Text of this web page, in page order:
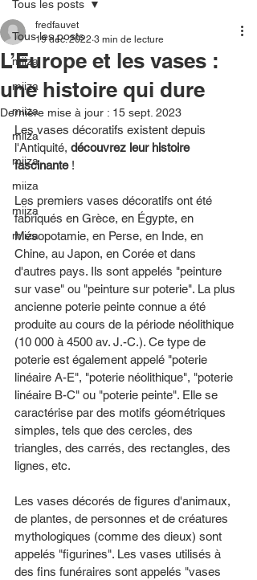
Tous les posts
miiza
miiza
miiza
miiza
miiza
miiza
miiza
miiza
Tous les posts
L’Europe et les vases :
une histoire qui dure
fredfauvet
19 déc. 2022 3 min de lecture
Dernière mise à jour : 15 sept. 2023
Les vases décoratifs existent depuis
l'Antiquité, découvrez leur histoire
fascinante !
Les premiers vases décoratifs ont été
fabriqués en Grèce, en Égypte, en
Mésopotamie, en Perse, en Inde, en
Chine, au Japon, en Corée et dans
d'autres pays. Ils sont appelés "peinture
sur vase" ou "peinture sur poterie". La plus
ancienne poterie peinte connue a été
produite au cours de la période néolithique
(10 000 à 4500 av. J.-C.). Ce type de
poterie est également appelé "poterie
linéaire A-E", "poterie néolithique", "poterie
linéaire B-C" ou "poterie peinte". Elle se
caractérise par des motifs géométriques
simples, tels que des cercles, des
triangles, des carrés, des rectangles, des
lignes, etc.
Les vases décorés de figures d'animaux,
de plantes, de personnes et de créatures
mythologiques (comme des dieux) sont
appelés "figurines". Les vases utilisés à
des fins funéraires sont appelés "vases